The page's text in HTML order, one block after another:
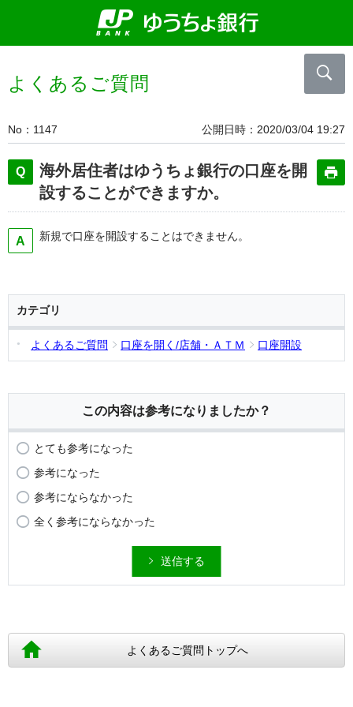
よくあるご質問
No 1147 公開日時 2020/03/04 19:27
海外居住者はゆうちょ銀行の口座を開
設することができますか。
新規で口座を開設することはできません。
カテゴリ
よくあるご質問 口座を開く/店舗・ＡＴＭ 口座開設
この内容は参考になりましたか？
とても参考になった
参考になった
参考にならなかった
全く参考にならなかった
送信する
よくあるご質問トップへ